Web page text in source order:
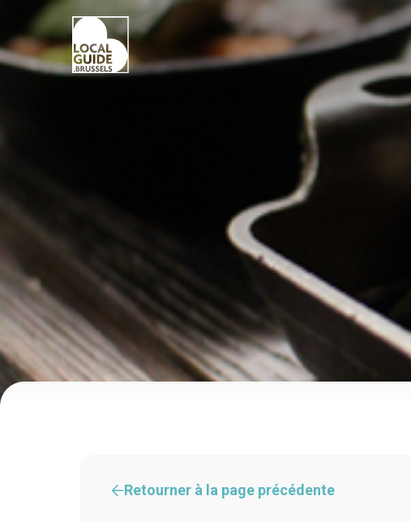
Retourner à la page précédente